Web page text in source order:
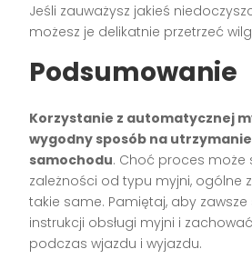
Jeśli zauważysz jakieś
możesz je delikatnie przetrzeć
Podsumowanie
Korzystanie z automatycznej
wygodny sposób na
samochodu. Choć proces może
zależności od typu myjni, ogólne
takie same. Pamiętaj, aby
instrukcji obsługi myjni i
podczas wjazdu i wyjazdu.